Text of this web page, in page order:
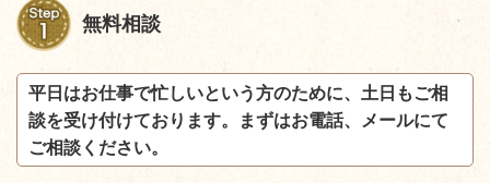
無料相談
平日はお仕事で忙しいという方のために、土日もご相
談を受け付けております。まずはお電話、メールにて
ご相談ください。